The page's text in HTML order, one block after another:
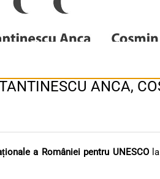
ANCA,
ționale a României pentru UNESCO la